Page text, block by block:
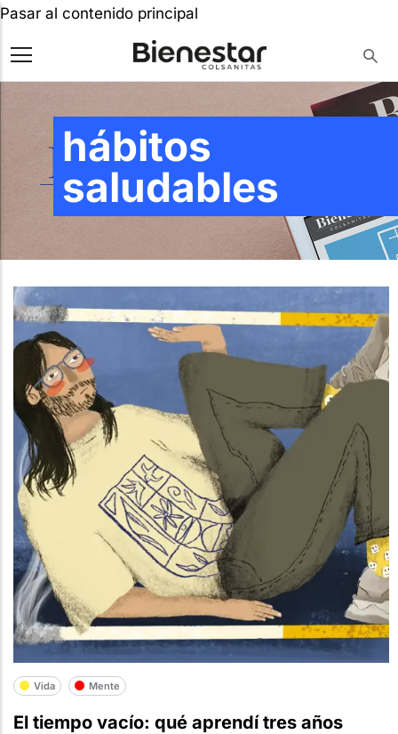
Pasar al contenido principal
hábitos
saludables
Vida Mente
El tiempo vacío: qué aprendí tres años